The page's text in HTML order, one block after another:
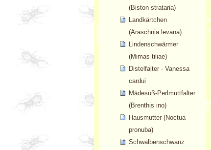
(Biston strataria)
Landkärtchen
(Araschnia levana)
Lindenschwärmer
(Mimas tiliae)
Distelfalter - Vanessa
cardui
Mädesüß-Perlmuttfalter
(Brenthis ino)
Hausmutter (Noctua
pronuba)
Schwalbenschwanz